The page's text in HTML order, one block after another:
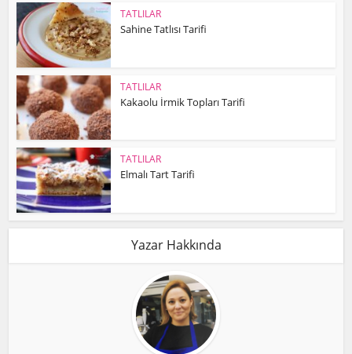
TATLILAR
Sahine Tatlısı Tarifi
TATLILAR
Kakaolu İrmik Topları Tarifi
TATLILAR
Elmalı Tart Tarifi
Yazar Hakkında